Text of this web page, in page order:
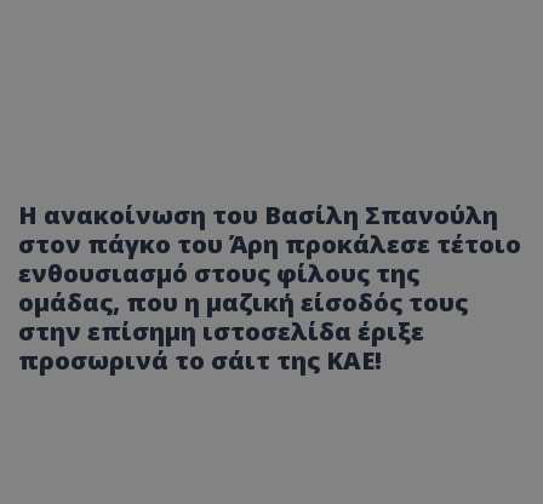
Η ανακοίνωση του Βασίλη Σπανούλη
στον πάγκο του Άρη προκάλεσε τέτοιο
ενθουσιασμό στους φίλους της
ομάδας, που η μαζική είσοδός τους
στην επίσημη ιστοσελίδα έριξε
προσωρινά το σάιτ της ΚΑΕ!